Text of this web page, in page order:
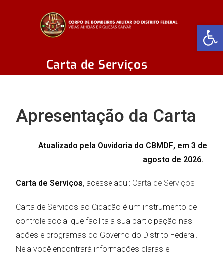
Carta de Serviços
Apresentação da Carta
Atualizado pela Ouvidoria do CBMDF, em 3 de
agosto de 2026.
Carta de Serviços, acesse aqui: Carta de Serviços
Carta de Serviços ao Cidadão é um instrumento de
controle social que facilita a sua participação nas
ações e programas do Governo do Distrito Federal.
Nela você encontrará informações claras e